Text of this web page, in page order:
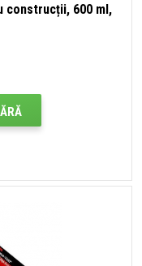
construcții, 600 ml,